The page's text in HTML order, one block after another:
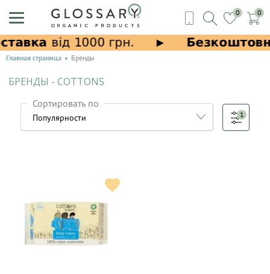
0 0
Главная страница Бренды
БРЕНДЫ - COTTONS
Сортировать по
1